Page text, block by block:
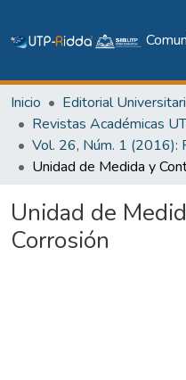
Inicio
Revistas Académicas
Unidad de
Corrosión